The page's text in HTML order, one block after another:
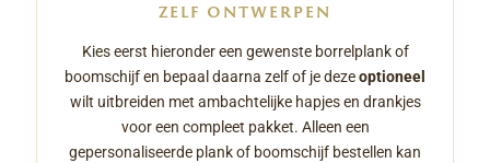
ZELF ONTWERPEN
Kies eerst hieronder een gewenste borrelplank of
boomschijf en bepaal daarna zelf of je dezeoptioneel
wilt uitbreiden met ambachtelijke hapjes en drankjes
voor een compleet pakket. Alleen een
gepersonaliseerde plank of boomschijf bestellen kan